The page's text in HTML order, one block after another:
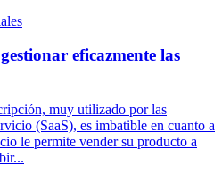
eficazmente las
muy utilizado por las
(SaaS), es imbatible en cuanto a
le permite vender su producto a